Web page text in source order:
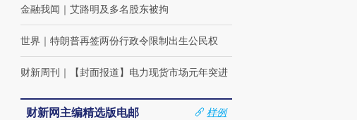
金融我闻 ｜ 艾路明及多名股东被拘
世界 ｜ 特朗普再签两份行政令限制出生公民权
财新周刊 ｜ 【封面报道】电力现货市场元年突进
财新网主编精选版电邮
样例